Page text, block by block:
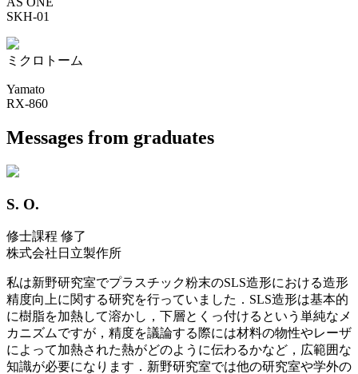
SKH-01
ミクロトーム
Yamato
RX-860
Messages from graduates
S. O.
修士課程 修了
株式会社日立製作所
私は新野研究室でプラスチック粉末のSLS造形における造形
精度向上に関する研究を行っていました．SLS造形は基本的
に樹脂を加熱して溶かし，下層とくっ付けるという単純なメ
カニズムですが，精度を議論する際には材料の物性やレーザ
によって加熱された熱がどのように伝わるかなど，広範囲な
知識が必要になります．新野研究室では他の研究室や学外の